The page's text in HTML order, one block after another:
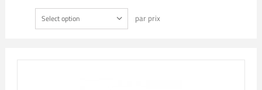
Select option par prix